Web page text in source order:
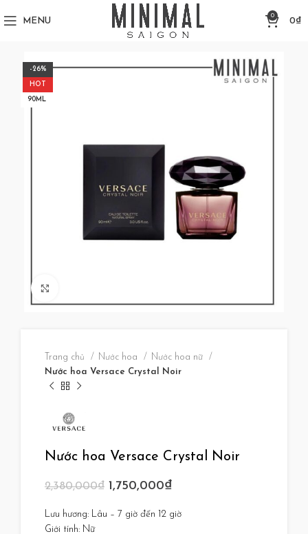
MENU
0
0₫
-26%
HOT
90ML
Trang chủ Nước hoa
Nước hoa nữ
Nước hoa Versace Crystal Noir
Nước hoa Versace Crystal Noir
2,380,000₫ 1,750,000₫
Lưu hương: Lâu – 7 giờ đến 12 giờ
Giới tính: Nữ